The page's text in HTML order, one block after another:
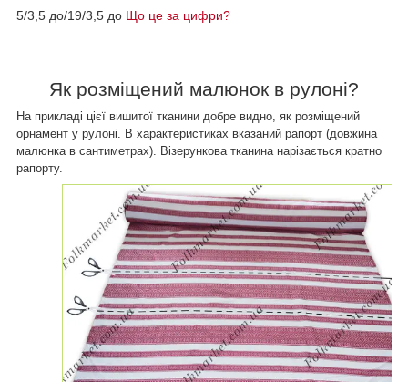
5/3,5 до/19/3,5 до Що це за цифри?
Як розміщений малюнок в рулоні?
На прикладі цієї вишитої тканини добре видно, як розміщений
орнамент у рулоні. В характеристиках вказаний рапорт (довжина
малюнка в сантиметрах). Візерункова тканина нарізається кратно
рапорту.